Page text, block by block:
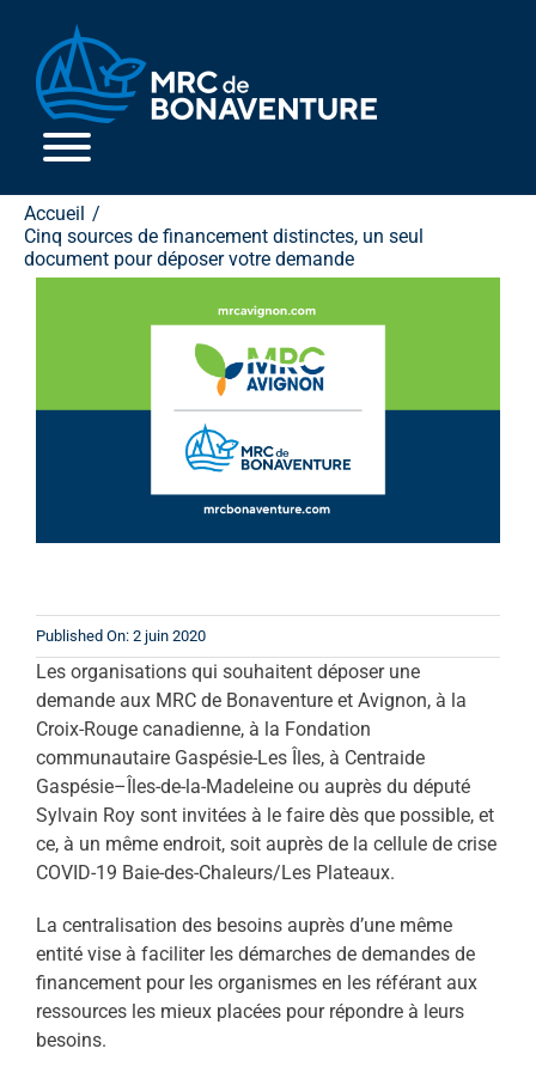
contenu
Accueil
Cinq sources de financement distinctes, un seul
document pour déposer votre demande
Published On: 2 juin 2020
Les organisations qui souhaitent déposer une
demande aux MRC de Bonaventure et Avignon, à la
Croix-Rouge canadienne, à la Fondation
communautaire Gaspésie-Les Îles, à Centraide
Gaspésie–Îles-de-la-Madeleine ou auprès du député
Sylvain Roy sont invitées à le faire dès que possible, et
ce, à un même endroit, soit auprès de la cellule de crise
COVID-19 Baie-des-Chaleurs/Les Plateaux.
La centralisation des besoins auprès d’une même
entité vise à faciliter les démarches de demandes de
financement pour les organismes en les référant aux
ressources les mieux placées pour répondre à leurs
besoins.